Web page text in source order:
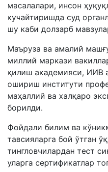
масалалари, инсон
кучайтиришда суд
шу каби долзарб
Маъруза ва амалий
миллий маркази
қилиш академияси, ИИВ
ошириш институти
маҳаллий ва халқаро
борилди.
Фойдали билим ва
тавсияларга бой ўтган
тингловчилардан тест
уларга сертификатлар